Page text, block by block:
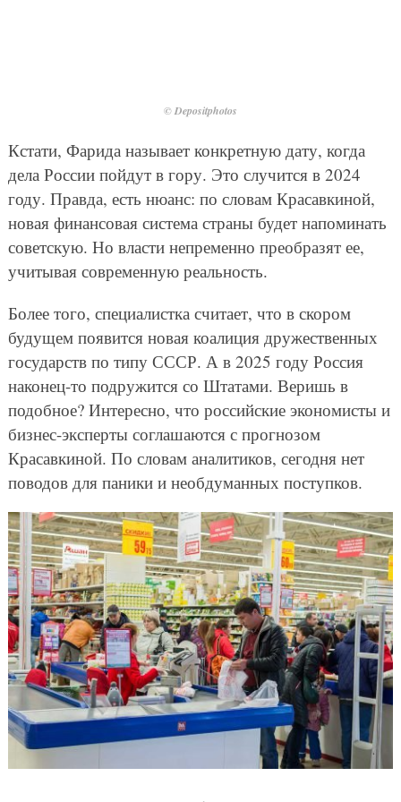
© Depositphotos
Кстати, Фарида называет конкретную дату, когда
дела России пойдут в гору. Это случится в 2024
году. Правда, есть нюанс: по словам Красавкиной,
новая финансовая система страны будет напоминать
советскую. Но власти непременно преобразят ее,
учитывая современную реальность.
Более того, специалистка считает, что в скором
будущем появится новая коалиция дружественных
государств по типу СССР. А в 2025 году Россия
наконец-то подружится со Штатами. Веришь в
подобное? Интересно, что российские экономисты и
бизнес-эксперты соглашаются с прогнозом
Красавкиной. По словам аналитиков, сегодня нет
поводов для паники и необдуманных поступков.